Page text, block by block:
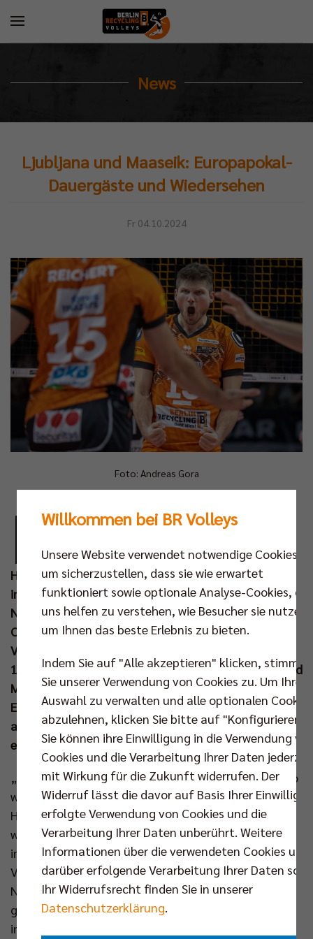
News
Ljubljana und Maaseik: Europapokal-
Dauergäste und Wiedersehen
Fr 04.10.2024
Foto: Andreas Gora
D as BR Volleys Team kann in diesen Tagen
im November die Frequenz an
Herausforderungen steigt. Neben dem Achtelfinale
im DVV-Pokal gegen die WWK Volleys Herrsching (06.
Nov um 19.00 Uhr) steht der Auftakt in der CEV
Champions League bevor. Zunächst kommt ACH
Volley Ljubljana in den Volleyballtempel (12. Nov um
19.30 Uhr) und am vierten Spieltag schlägt Greenyard
Maaseik in Berlin auf (18. Dez um 19.30 Uhr).
Einzeltickets für diese Königsklassenmatches und
alle weiteren Spiele bis zum Jahreswechsel sind hier
erhältlich:www.br-volleys.de/ticketshop
„Mitte November möchte ich mit der Mannschaft so
weit sein, dass wir Topleistungen abrufen“, als
Headcoach Joel Banks zum Saisonstart diese Worte
wählte, hatte er ein bestimmtes Datum ganz gewiss
im Hinterkopf: Den 12. November, wenn für die BR
Volleys ein neues, europäisches Abenteuer beginnt.
Nach dem erfolgreichen Ligacup und dem
gelungenen Bundesliga-Start wollen die Berliner sich
in den kommenden Wochen für die nächste Etappe
Willkommen bei BR Volleys
Unsere Website verwendet notwendige Cookies,
um sicherzustellen, dass sie wie erwartet
funktioniert sowie optionale Analyse-Cookies, die
uns helfen zu verstehen, wie Besucher sie nutzen,
um Ihnen das beste Erlebnis zu bieten.
Indem Sie auf "Alle akzeptieren" klicken, stimmen
Sie unserer Verwendung von Cookies zu. Um Ihre
Auswahl zu verwalten und alle optionalen Cookies
abzulehnen, klicken Sie bitte auf "Konfigurieren".
Sie können ihre Einwilligung in die Verwendung
Cookies und die Verarbeitung Ihrer Daten
mit Wirkung für die Zukunft widerrufen. Der
Widerruf lässt die davor auf Basis Ihrer
erfolgte Verwendung von Cookies und die
Verarbeitung Ihrer Daten unberührt. Weitere
Informationen über die verwendeten Cookies und
darüber erfolgende Verarbeitung Ihrer Daten
Ihr Widerrufsrecht finden Sie in unserer
Datenschutzerklärung.